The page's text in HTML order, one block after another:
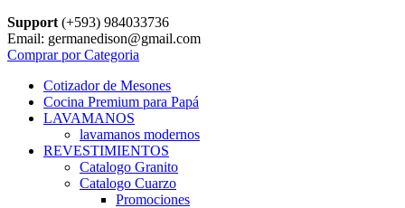
Support (+593) 984033736
Email: germanedison@gmail.com
Comprar por Categoria
Cotizador de Mesones
Cocina Premium para Papá
LAVAMANOS
lavamanos modernos
REVESTIMIENTOS
Catalogo Granito
Catalogo Cuarzo
Promociones